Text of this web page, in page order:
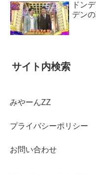
ドン
デン
サイト内検索
みやーんZZ
プライバシーポリシー
お問い合わせ